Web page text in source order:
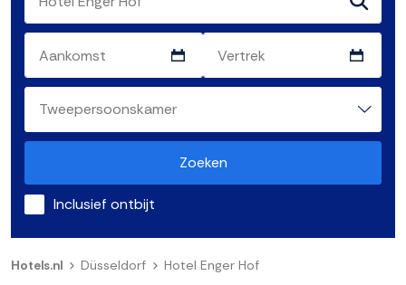
Zoeken
Inclusief ontbijt
Hotels.nl Düsseldorf Hotel Enger Hof